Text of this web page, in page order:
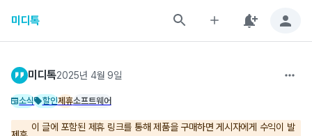
미디톡
미디톡2025년 4월 9일
소식 할인제휴소프트웨어
이 글에 포함된 제휴 링크를 통해 제품을 구매하면 게시자에게 수익이 발